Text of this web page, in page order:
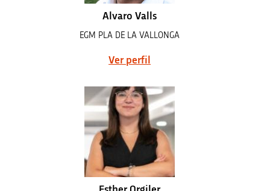
Alvaro Valls
EGM PLA DE LA VALLONGA
Ver perfil